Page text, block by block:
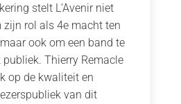
stelt L’Avenir niet
rol als 4e macht ten
ook om een band te
Thierry Remacle
op de kwaliteit en
van dit